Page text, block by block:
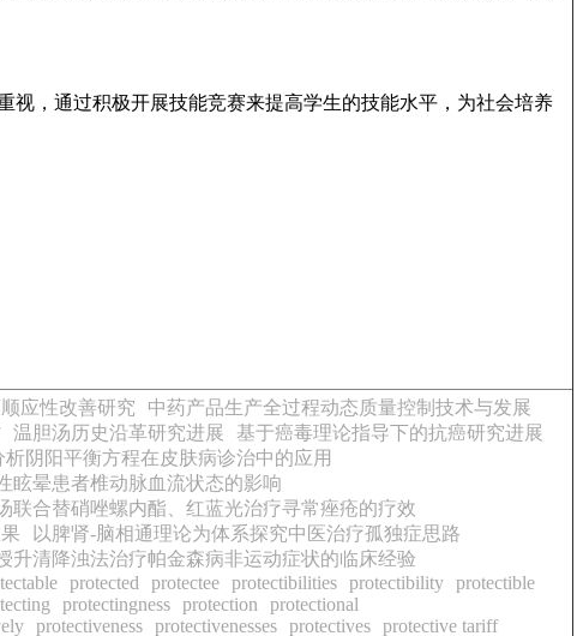
，通过积极开展技能竞赛来提高学生的技能水平，为社会培养
应性改善研究
中药产品生产全过程动态质量控制技术与发展
温胆汤历史沿革研究进展
基于癌毒理论指导下的抗癌研究进展
析阴阳平衡方程在皮肤病诊治中的应用
眩晕患者椎动脉血流状态的影响
联合替硝唑螺内酯、红蓝光治疗寻常痤疮的疗效
以脾肾-脑相通理论为体系探究中医治疗孤独症思路
升清降浊法治疗帕金森病非运动症状的临床经验
protected protectee protectibilities protectibility protectible
protectingness protection
protectional
protectiveness protectivenesses protectives protective tariff